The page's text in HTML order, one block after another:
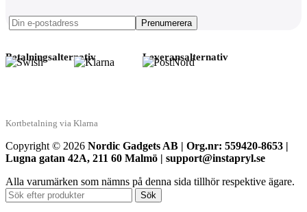
Betalningsalternativ
Kortbetalning via Klarna
Leveransalternativ
Copyright © 2026 Nordic Gadgets AB | Org.nr: 559420-8653 |
Lugna gatan 42A, 211 60 Malmö | support@instapryl.se
Alla varumärken som nämns på denna sida tillhör respektive ägare.
Sök